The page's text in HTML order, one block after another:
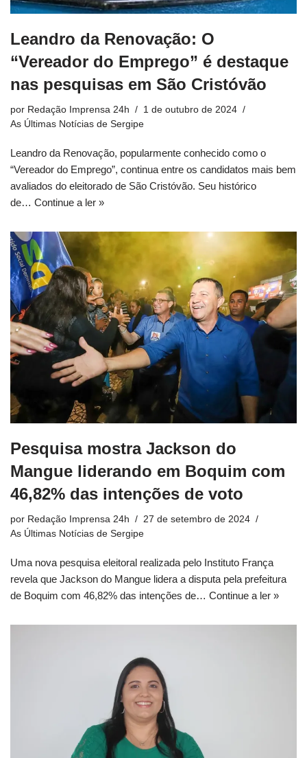
Leandro da Renovação: O
“Vereador do Emprego” é destaque
nas pesquisas em São Cristóvão
por Redação Imprensa 24h
1 de outubro de 2024
As Últimas Notícias de Sergipe
Leandro da Renovação, popularmente conhecido como o
“Vereador do Emprego”, continua entre os candidatos mais bem
avaliados do eleitorado de São Cristóvão. Seu histórico
de… Continue a ler »
Pesquisa mostra Jackson do
Mangue liderando em Boquim com
46,82% das intenções de voto
por Redação Imprensa 24h
27 de setembro de 2024
As Últimas Notícias de Sergipe
Uma nova pesquisa eleitoral realizada pelo Instituto França
revela que Jackson do Mangue lidera a disputa pela prefeitura
de Boquim com 46,82% das intenções de… Continue a ler »